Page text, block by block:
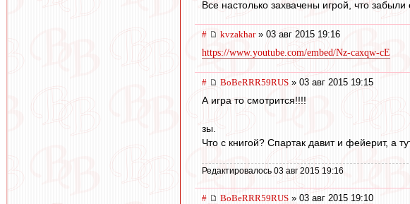
Все настолько захвачены игрой, что
# kvzakhar» 03 авг 2015 19:16
https://www.youtube.com/embed/Nz-caxqw-cE
# BoBeRRR59RUS » 03 авг 2015 19:15
А игра то смотрится!!!!
зы.
Что с книгой? Спартак давит и фейерит, а
Редактировалось 03 авг 2015 19:16
# BoBeRRR59RUS » 03 авг 2015 19:10